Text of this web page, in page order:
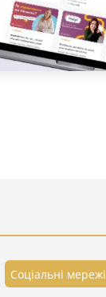
Cоціальні мережі